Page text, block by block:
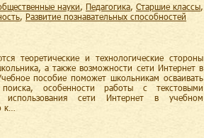
науки, педагогика, старшие классы,
, развитие познавательных способностей
теоретические и технологические стороны
а также возможности сети Интернет в
пособие поможет школьникам осваивать
поиска, особенности работы с текстовыми
использования сети Интернет в учебном